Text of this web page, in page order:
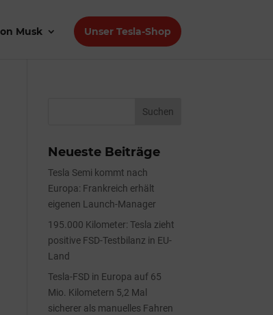
Musk Unser Tesla-Shop
Neueste Beiträge
Tesla Semi kommt nach
Europa: Frankreich erhält
eigenen Launch-Manager
195.000 Kilometer: Tesla zieht
positive FSD-Testbilanz in EU-
Land
Tesla-FSD in Europa auf 65
Mio. Kilometern 5,2 Mal
sicherer als manuelles Fahren